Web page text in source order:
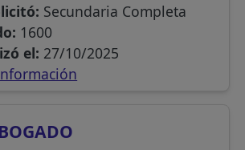
Secundaria Completa
1600
el: 27/10/2025